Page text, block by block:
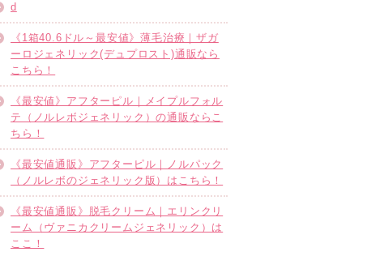
d
《1箱40.6ドル～最安値》薄毛治療｜ザガ
ーロジェネリック(デュプロスト)通販なら
こちら！
《最安値》アフターピル｜メイプルフォル
テ（ノルレボジェネリック）の通販ならこ
ちら！
《最安値通販》アフターピル｜ノルパック
（ノルレボのジェネリック版）はこちら！
《最安値通販》脱毛クリーム｜エリンクリ
ーム（ヴァニカクリームジェネリック）は
ここ！